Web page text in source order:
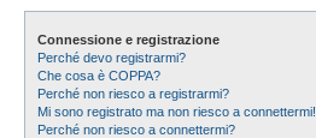
Connessione e registrazione
Perché devo registrarmi?
Che cosa è COPPA?
Perché non riesco a registrarmi?
Mi sono registrato ma non riesco a connettermi!
Perché non riesco a connettermi?